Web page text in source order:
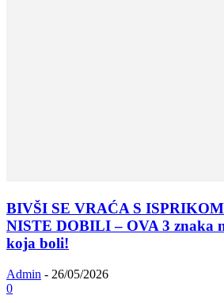
BIVŠI SE VRAĆA S
NISTE DOBILI – OVA 3 znaka
koja boli!
Admin - 26/05/2026
0